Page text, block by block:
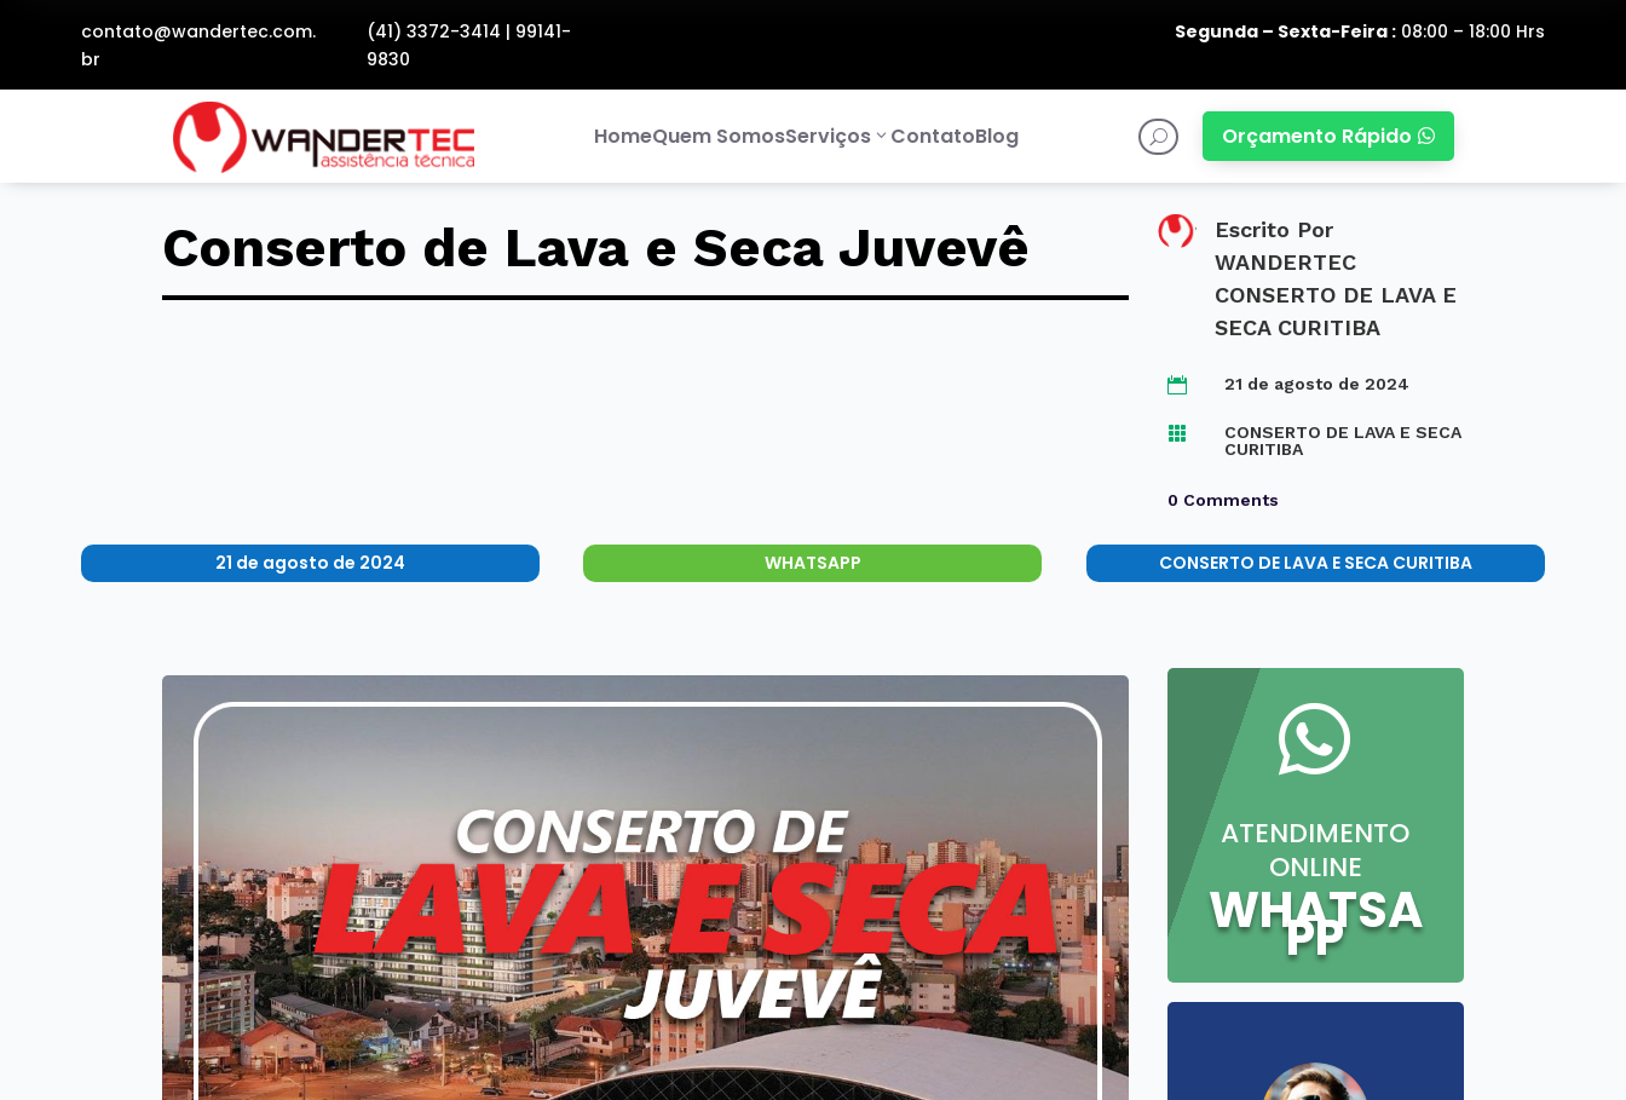
contato@wandertec.com.
br
(41) 3372-3414 | 99141-
9830
Segunda – Sexta-Feira :08:00 – 18:00 Hrs
HomeQuem SomosServiços ContatoBlog U Orçamento Rápido 
Conserto de Lava e Seca Juvevê
Escrito Por
WANDERTEC
CONSERTO DE LAVA E
SECA CURITIBA
 21 de agosto de 2024

CONSERTO DE LAVA E SECA
CURITIBA
0 Comments
21 de agosto de 2024 WHATSAPP CONSERTO DE LAVA E SECA CURITIBA

ATENDIMENTO
ONLINE
WHATSA
PP